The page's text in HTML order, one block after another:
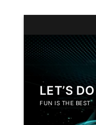
LET’S
FUN IS THE BEST